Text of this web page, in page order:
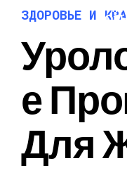
ЗДОРОВЬЕ И
Е
Для